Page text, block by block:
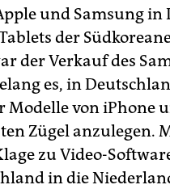
und Samsung
der
der Verkauf des
es, in
von iPhone
Zügel anzulegen.
zu Video-
in die